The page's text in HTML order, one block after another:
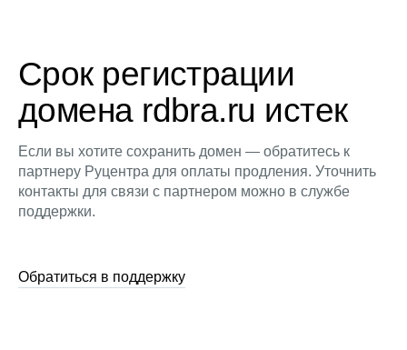
Срок регистрации
домена rdbra.ru истек
Если вы хотите сохранить домен — обратитесь к
партнеру Руцентра для оплаты продления. Уточнить
контакты для связи с партнером можно в службе
поддержки.
Обратиться в поддержку